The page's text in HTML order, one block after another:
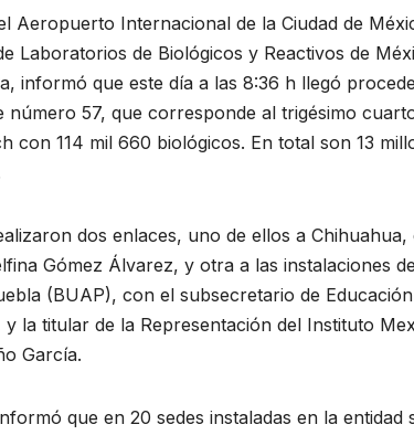
Aeropuerto Internacional de la Ciudad de
Laboratorios de Biológicos y Reactivos de
informó que este día a las 8:36 h llegó
número 57, que corresponde al trigésimo
con 114 mil 660 biológicos. En total son 13
dos enlaces, uno de ellos a
Gómez Álvarez, y otra a las instalaciones
(BUAP), con el subsecretario de
la titular de la Representación del Instituto
García.
que en 20 sedes instaladas en la entidad